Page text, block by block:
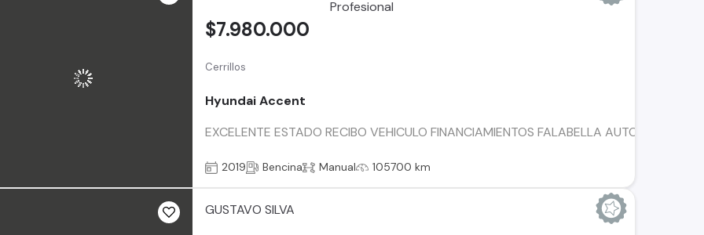
Cerrillos
Hyundai Accent
EXCELENTE ESTADO RECIBO VEHICULO FINANCIAMIENTOS FALABELLA AUTOFIN
$7.980.000
2019 Bencina Manual 105700 km
GUSTAVO SILVA